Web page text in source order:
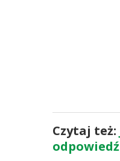
Czytaj też:
odpowiedź